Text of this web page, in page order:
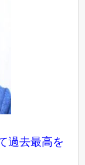
過去最高を